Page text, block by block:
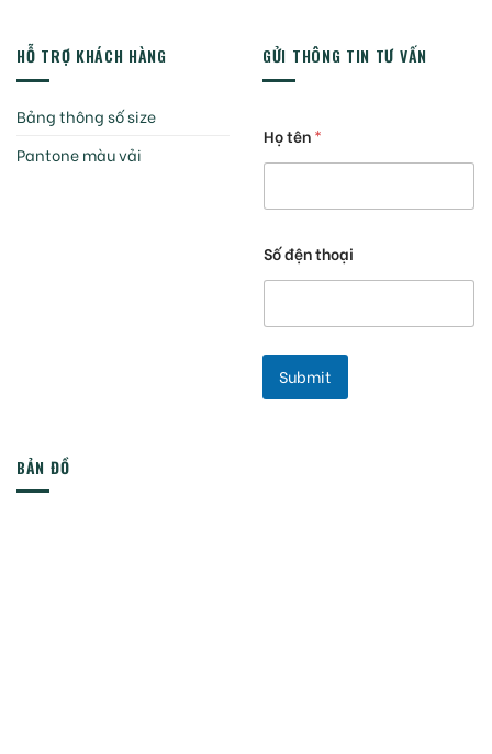
HỖ TRỢ KHÁCH HÀNG
Bảng thông số size
Pantone màu vải
GỬI THÔNG TIN TƯ VẤN
Họ tên*
Số đện thoại
Submit
BẢN ĐỒ